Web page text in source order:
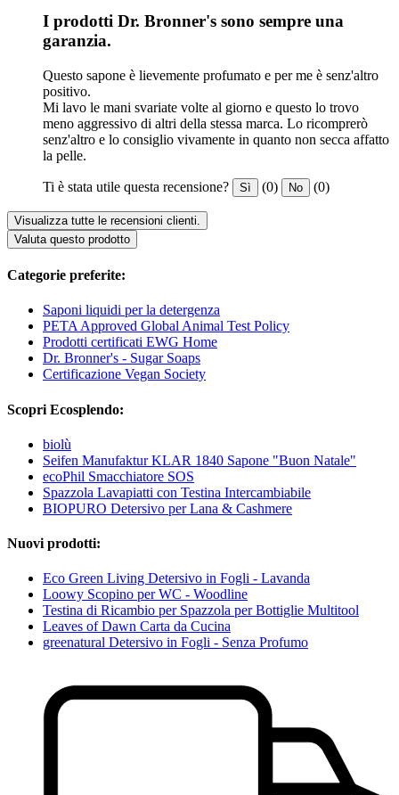
I prodotti Dr. Bronner's sono sempre una
garanzia.
Questo sapone è lievemente profumato e per me è senz'altro
positivo.
Mi lavo le mani svariate volte al giorno e questo lo trovo
meno aggressivo di altri della stessa marca. Lo ricomprerò
senz'altro e lo consiglio vivamente in quanto non secca affatto
la pelle.
Ti è stata utile questa recensione? Sì (0) No (0)
Visualizza tutte le recensioni clienti.
Valuta questo prodotto
Categorie preferite:
Saponi liquidi per la detergenza
PETA Approved Global Animal Test Policy
Prodotti certificati EWG Home
Dr. Bronner's - Sugar Soaps
Certificazione Vegan Society
Scopri Ecosplendo:
biolù
Seifen Manufaktur KLAR 1840 Sapone "Buon Natale"
ecoPhil Smacchiatore SOS
Spazzola Lavapiatti con Testina Intercambiabile
BIOPURO Detersivo per Lana & Cashmere
Nuovi prodotti:
Eco Green Living Detersivo in Fogli - Lavanda
Loowy Scopino per WC - Woodline
Testina di Ricambio per Spazzola per Bottiglie Multitool
Leaves of Dawn Carta da Cucina
greenatural Detersivo in Fogli - Senza Profumo